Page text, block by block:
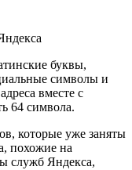
буквы,
символы и
вместе с
64 символа.
которые уже заняты
похожие на
служб Яндекса,